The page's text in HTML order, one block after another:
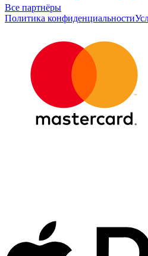
Все партнёры
Политика конфиденциальности